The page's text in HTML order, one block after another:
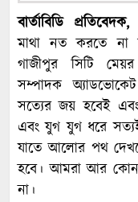
বার্তাবিডি
মাথা নত করতে না
গাজীপুর সিটি
সম্পাদক
সত্যের জয় হবেই এবং
এবং যুগ যুগ ধরে
যাতে আলোর পথ
হবে। আমরা আর কোন
না।